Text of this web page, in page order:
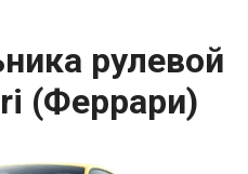
рулевой
(Феррари)